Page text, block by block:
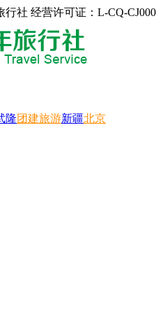
社 经营许可证：L-CQ-
隆团建旅游新疆北京